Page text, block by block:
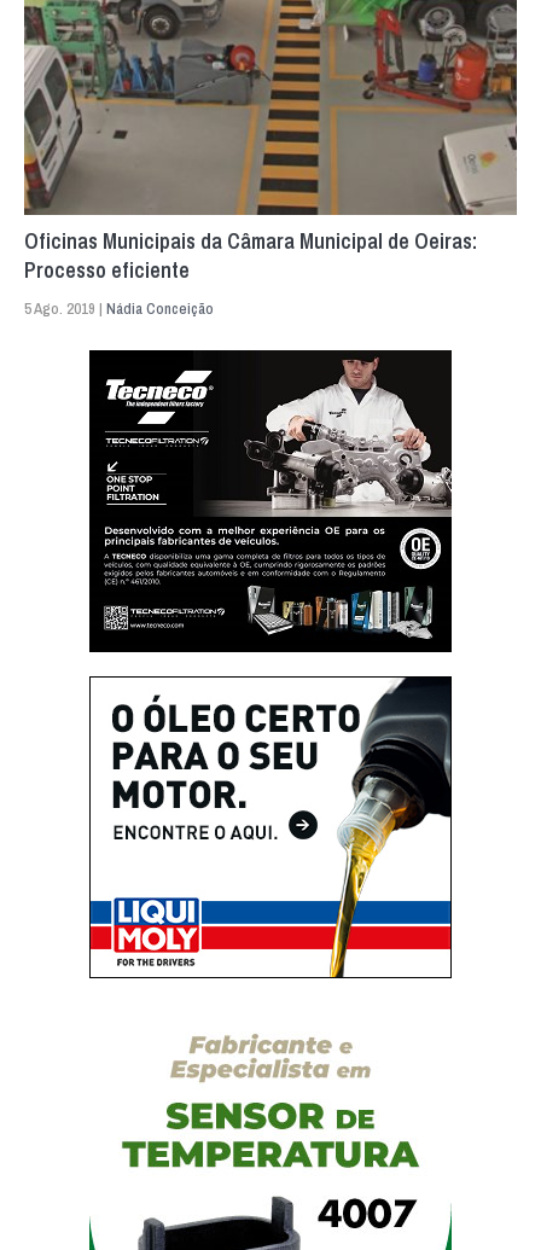
Oficinas Municipais da Câmara Municipal de Oeiras:
Processo eficiente
5 Ago. 2019 | Nádia Conceição